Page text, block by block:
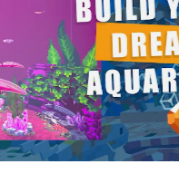
mengunjungi
acara live yang
tetap
memungkinkan
memperkaya
mulailah